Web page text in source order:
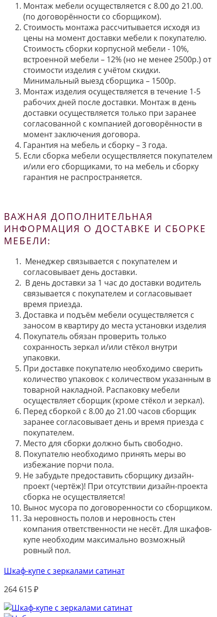
Монтаж мебели осуществляется с 8.00 до 21.00.
(по договорённости со сборщиком).
Стоимость монтажа рассчитывается исходя из
цены на момент доставки мебели к покупателю.
Стоимость сборки корпусной мебели - 10%,
встроенной мебели – 12% (но не менее 2500р.) от
стоимости изделия с учётом скидки.
Минимальный выезд сборщика – 1500р.
Монтаж изделия осуществляется в течение 1-5
рабочих дней после доставки. Монтаж в день
доставки осуществляется только при заранее
согласованной с компанией договорённости в
момент заключения договора.
Гарантия на мебель и сборку – 3 года.
Если сборка мебели осуществляется покупателем
и/или его сборщиками, то на мебель и сборку
гарантия не распространяется.
ВАЖНАЯ ДОПОЛНИТЕЛЬНАЯ
ИНФОРМАЦИЯ О ДОСТАВКЕ И СБОРКЕ
МЕБЕЛИ:
Менеджер связывается с покупателем и
согласовывает день доставки.
В день доставки за 1 час до доставки водитель
связывается с покупателем и согласовывает
время приезда.
Доставка и подъём мебели осуществляется с
заносом в квартиру до места установки изделия
Покупатель обязан проверить только
сохранность зеркал и/или стёкол внутри
упаковки.
При доставке покупателю необходимо сверить
количество упаковок с количеством указанным в
товарной накладной. Распаковку мебели
осуществляет сборщик (кроме стёкол и зеркал).
Перед сборкой с 8.00 до 21.00 часов сборщик
заранее согласовывает день и время приезда с
покупателем.
Место для сборки должно быть свободно.
Покупателю необходимо принять меры во
избежание порчи пола.
Не забудьте предоставить сборщику дизайн-
проект (чертёж)! При отсутствии дизайн-проекта
сборка не осуществляется!
Вынос мусора по договоренности со сборщиком.
За неровность полов и неровность стен
компания ответственности не несёт. Для шкафов-
купе необходим максимально возможный
ровный пол.
Шкаф-купе с зеркалами сатинат
264 615₽